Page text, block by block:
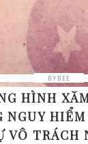
BYBEE
HÌNH
NGUY
VÔ TRÁCH